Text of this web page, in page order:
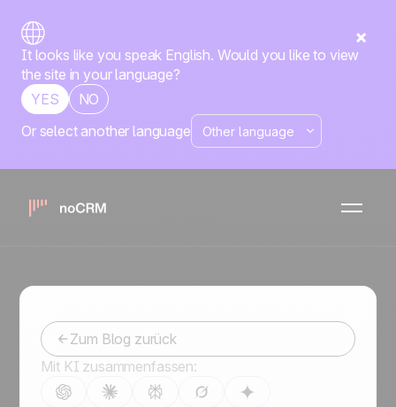
It looks like you speak English. Would you like to view
the site in your language?
YES
NO
Or select another language
Vergessen Sie nie wieder
ein Follow-up: Planen Sie
Sales-E-Mails mit noCRM
Zum Blog zurück
Mit KI zusammenfassen: